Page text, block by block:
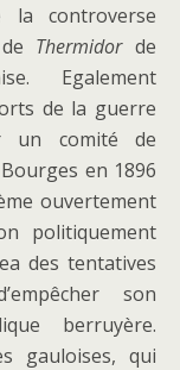
controverse
Thermidorde
Egalement
de la guerre
un comité de
en 1896
ouvertement
politiquement
des tentatives
son
berruyère.
gauloises, qui